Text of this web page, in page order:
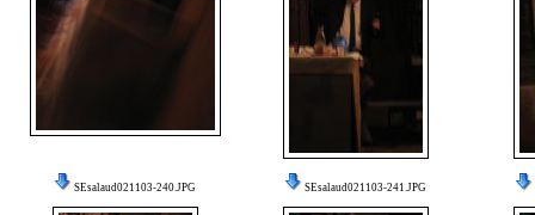
SEsalaud021103-240.JPG SEsalaud021103-241.JPG